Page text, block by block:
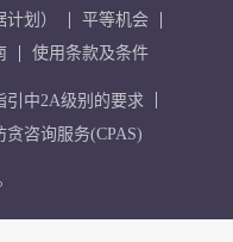
划）
平等机会
使用条款及条件
引中2A级别的要求
贪咨询服务(CPAS)